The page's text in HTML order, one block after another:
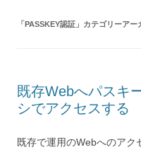
「PASSKEY認証 」カテゴリーアー
既存Webへパスキ
シでアクセスする
既存で運用のWebへのア